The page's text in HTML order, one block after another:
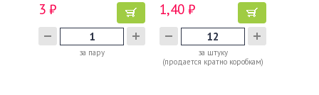
3 ₽
за пару
1,40 ₽
за штуку
(продается кратно коробкам)